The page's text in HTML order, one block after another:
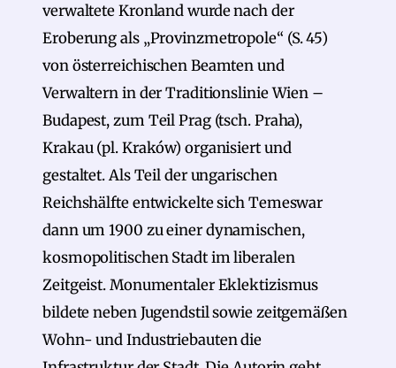
verwaltete Kronland wurde nach der
Eroberung als „Provinzmetropole“ (S. 45)
von österreichischen Beamten und
Verwaltern in der Traditionslinie Wien –
Budapest, zum Teil Prag (tsch. Praha),
Krakau (pl. Kraków) organisiert und
gestaltet. Als Teil der ungarischen
Reichshälfte entwickelte sich Temeswar
dann um 1900 zu einer dynamischen,
kosmopolitischen Stadt im liberalen
Zeitgeist. Monumentaler Eklektizismus
bildete neben Jugendstil sowie zeitgemäßen
Wohn- und Industriebauten die